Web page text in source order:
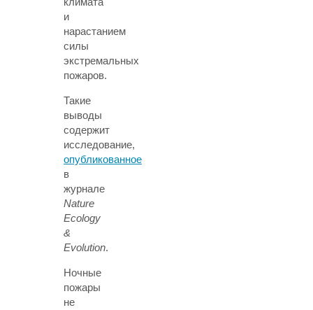
и
нарастанием
силы
экстремальных
пожаров.
Такие
выводы
содержит
исследование,
опубликованное
в
журнале
Nature
Ecology
&
Evolution.
Ночные
пожары
не